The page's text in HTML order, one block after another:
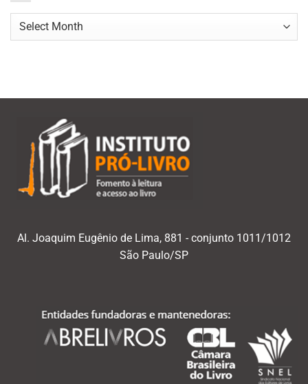
Navegar
Al. Joaquim Eugênio de Lima, 881 - conjunto 1011/1012
São Paulo/SP